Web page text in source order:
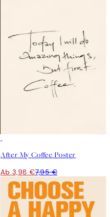
After My Coffee Poster
Ab 3,98 €7,95 €